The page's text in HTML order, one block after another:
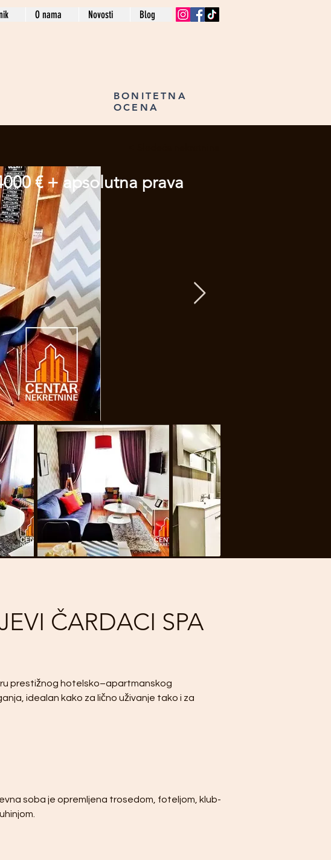
O nama Novosti Blog
BONITETNA
OCENA
€ + apsolutna prava
ČARDACI SPA
prestižnog hotelsko–apartmanskog
idealan kako za lično uživanje tako i za
soba je opremljena trosedom, foteljom, klub-